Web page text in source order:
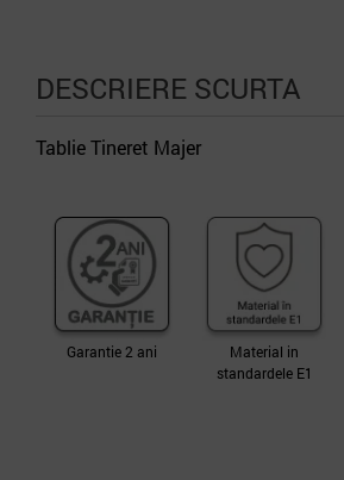
DESCRIERE SCURTA
Tablie Tineret Majer
Garantie 2 ani
Material in
standardele E1